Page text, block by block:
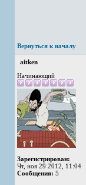
Вернуться к началу
aitken
Начинающий
Зарегистрирован:
Чт, ноя 29 2012, 11:04
Сообщения: 5